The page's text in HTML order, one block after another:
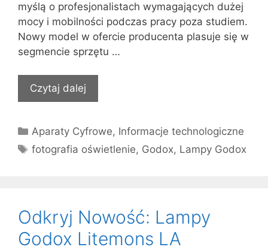
myślą o profesjonalistach wymagających dużej
mocy i mobilności podczas pracy poza studiem.
Nowy model w ofercie producenta plasuje się w
segmencie sprzętu …
Czytaj dalej
Kategorie
Aparaty Cyfrowe, Informacje technologiczne
Tagi
fotografia oświetlenie, Godox, Lampy Godox
Odkryj Nowość: Lampy
Godox Litemons LA